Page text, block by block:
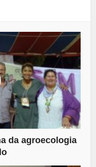
da agroecologia